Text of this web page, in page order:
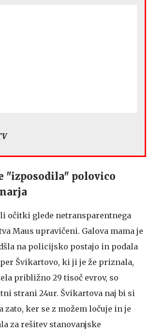
"izposodila" polovico
očitki glede netransparentnega
Maus upravičeni. Galova mama je
na policijsko postajo in podala
Švikartovo, ki ji je že priznala,
približno 29 tisoč evrov, so
strani 24ur. Švikartova naj bi si
zato, ker se z možem ločuje in je
za rešitev stanovanjske